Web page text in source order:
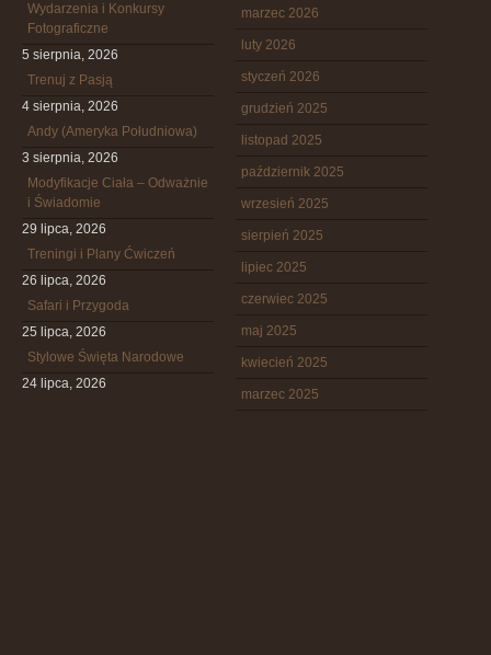
Wydarzenia i Konkursy
Fotograficzne
5 sierpnia, 2026
Trenuj z Pasją
4 sierpnia, 2026
Andy (Ameryka Południowa)
3 sierpnia, 2026
Modyfikacje Ciała – Odważnie
i Świadomie
29 lipca, 2026
Treningi i Plany Ćwiczeń
26 lipca, 2026
Safari i Przygoda
25 lipca, 2026
Stylowe Święta Narodowe
24 lipca, 2026
marzec 2026
luty 2026
styczeń 2026
grudzień 2025
listopad 2025
październik 2025
wrzesień 2025
sierpień 2025
lipiec 2025
czerwiec 2025
maj 2025
kwiecień 2025
marzec 2025